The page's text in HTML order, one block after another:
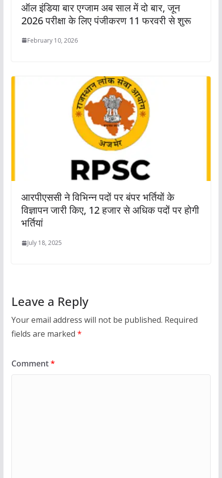
ऑल इंडिया बार एग्जाम अब साल में दो बार, जून
2026 परीक्षा के लिए पंजीकरण 11 फरवरी से शुरू
February 10, 2026
आरपीएससी ने विभिन्न पदों पर बंपर भर्तियों के
विज्ञापन जारी किए, 12 हजार से अधिक पदों पर होगी
भर्तियां
July 18, 2025
Leave a Reply
Your email address will not be published. Required
fields are marked *
Comment*